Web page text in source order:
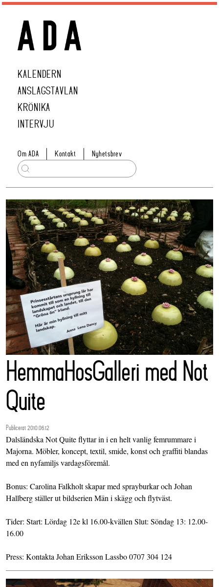
KALENDERN
ANSLAGSTAVLAN
KRÖNIKA
INTERVJU
Om ADA Kontakt Nyhetsbrev
HemmaHosGalleri med Not
Quite
Publicerat 2010.06.12
Dalsländska Not Quite flyttar in i en helt vanlig femrummare i
Majorna. Möbler, koncept, textil, smide, konst och graffiti blandas
med en nyfamiljs vardagsföremål.
Bonus: Carolina Falkholt skapar med sprayburkar och Johan
Hallberg ställer ut bildserien Män i skägg och flytväst.
Tider: Start: Lördag 12e kl 16.00-kvällen Slut: Söndag 13: 12.00-
16.00
Press: Kontakta Johan Eriksson Lassbo 0707 304 124